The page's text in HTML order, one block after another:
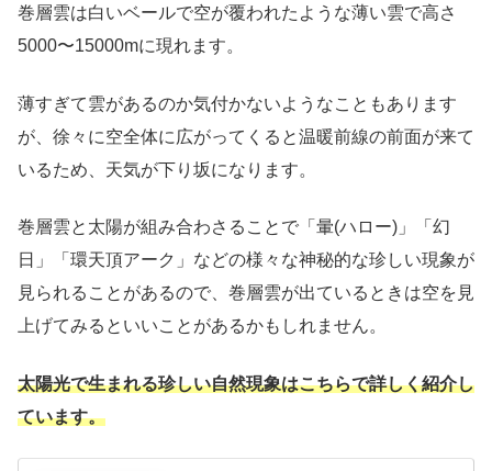
巻層雲は白いベールで空が覆われたような薄い雲で高さ
5000〜15000mに現れます。
薄すぎて雲があるのか気付かないようなこともあります
が、徐々に空全体に広がってくると温暖前線の前面が来て
いるため、天気が下り坂になります。
巻層雲と太陽が組み合わさることで「暈(ハロー)」「幻
日」「環天頂アーク」などの様々な神秘的な珍しい現象が
見られることがあるので、巻層雲が出ているときは空を見
上げてみるといいことがあるかもしれません。
太陽光で生まれる珍しい自然現象はこちらで詳しく紹介し
ています。